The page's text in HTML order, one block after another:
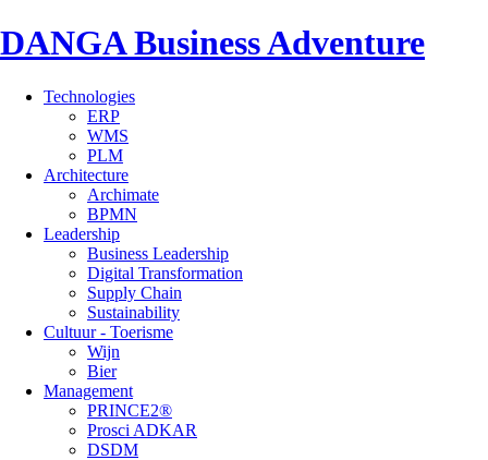
DANGA Business Adventure
Technologies
ERP
WMS
PLM
Architecture
Archimate
BPMN
Leadership
Business Leadership
Digital Transformation
Supply Chain
Sustainability
Cultuur - Toerisme
Wijn
Bier
Management
PRINCE2®
Prosci ADKAR
DSDM